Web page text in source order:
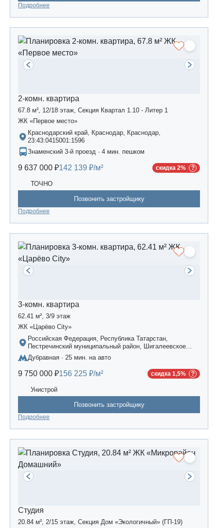
Подробнее
2-комн. квартира
67.8 м², 12/18 этаж, Секция Квартал 1.10 - Литер 1
ЖК «Первое место»
Краснодарский край, Краснодар, Краснодар,
23:43:0415001:1596
Знаменский 3-й проезд · 4 мин. пешком
9 637 000 ₽142 139 ₽/м² скидка 2%
ТОЧНО
Позвонить застройщику
Подробнее
3-комн. квартира
62.41 м², 3/9 этаж
ЖК «Царёво City»
Российская Федерация, Республика Татарстан,
Пестречинский муниципальный район, Шигалеевское
сельское поселение, жилой комплекс «Усадьба
Царево-2», дом 3
Дубравная · 25 мин. на авто
9 750 000 ₽156 225 ₽/м² скидка 1,5%
Унистрой
Позвонить застройщику
Подробнее
Студия
20.84 м², 2/15 этаж, Секция Дом «Экологичный» (ГП-19)